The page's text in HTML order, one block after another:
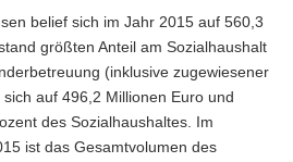
belief sich im Jahr 2015 auf 560,3
größten Anteil am Sozialhaushalt
(inklusive zugewiesener
auf 496,2 Millionen Euro und
des Sozialhaushaltes. Im
ist das Gesamtvolumen des